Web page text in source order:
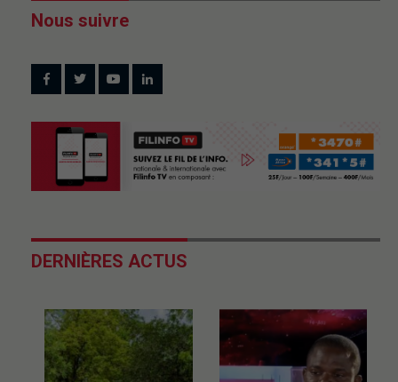
Nous suivre
DERNIÈRES ACTUS